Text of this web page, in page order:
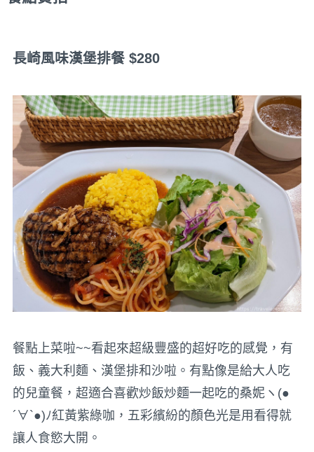
長崎風味漢堡排餐 $280
餐點上菜啦~~看起來超級豐盛的超好吃的感覺，有
飯、義大利麵、漢堡排和沙啦。有點像是給大人吃
的兒童餐，超適合喜歡炒飯炒麵一起吃的桑妮ヽ(●
´∀`●)ﾉ紅黃紫綠咖，五彩繽紛的顏色光是用看得就
讓人食慾大開。